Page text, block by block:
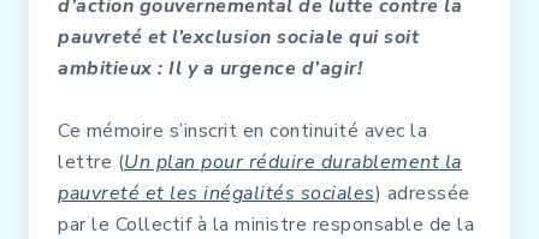
d’action gouvernemental de lutte contre la
pauvreté et l’exclusion sociale qui soit
ambitieux : Il y a urgence d’agir!
Ce mémoire s’inscrit en continuité avec la
lettre (Un plan pour réduire durablement la
pauvreté et les inégalités sociales) adressée
par le Collectif à la ministre responsable de la